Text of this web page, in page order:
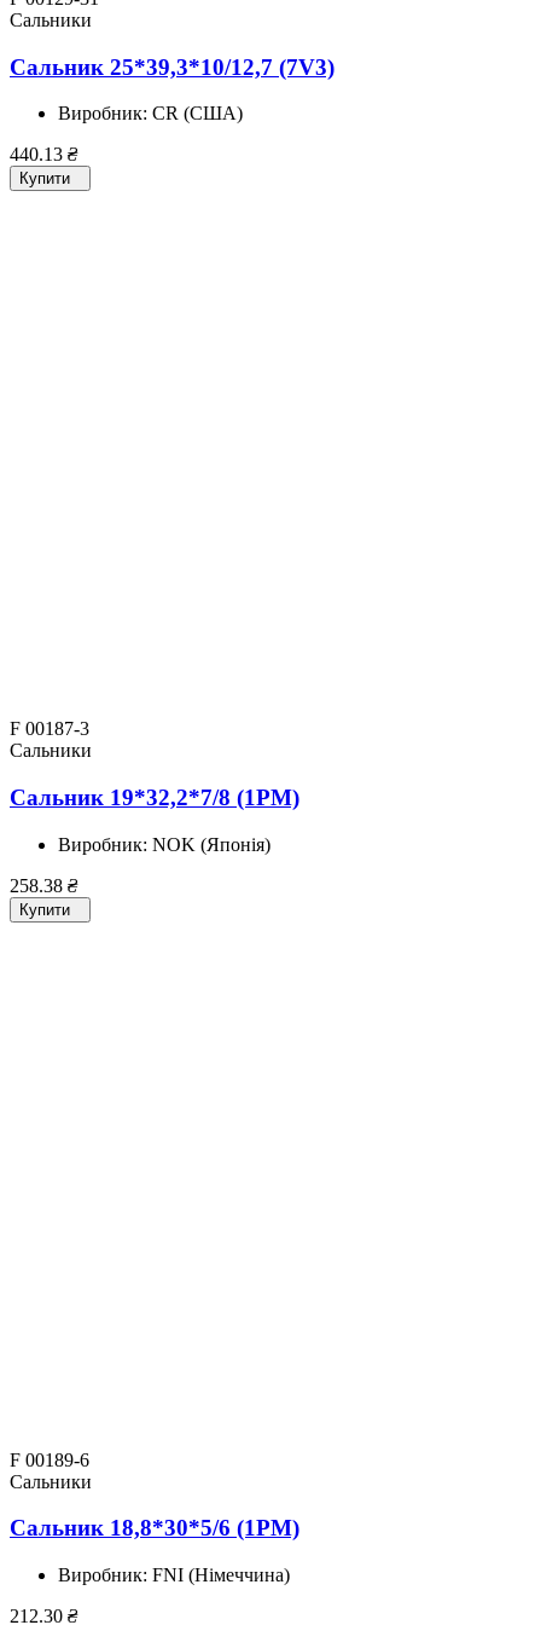
Сальники
Сальник 25*39,3*10/12,7 (7V3)
Виробник: CR (США)
440.13 ₴
Купити
F 00187-3
Сальники
Сальник 19*32,2*7/8 (1PM)
Виробник: NOK (Японія)
258.38 ₴
Купити
F 00189-6
Сальники
Сальник 18,8*30*5/6 (1PM)
Виробник: FNI (Німеччина)
212.30 ₴